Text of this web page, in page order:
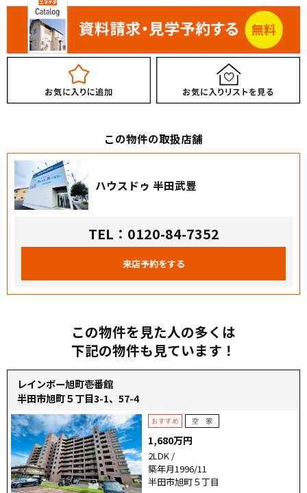
この物件の取扱店舗
ハウスドゥ 半田武豊
TEL：0120-84-7352
来店予約をする
この物件を見た人の多くは
下記の物件も見ています！
レインボー旭町壱番館
半田市旭町５丁目3-1、57-4
1,680万円
2LDK /
築年月1996/11
半田市旭町５丁目